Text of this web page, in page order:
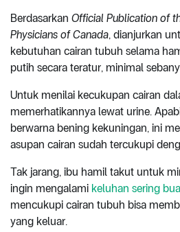
Berdasarkan Official Publication of
Physicians of Canada, dianjurkan
kebutuhan cairan tubuh selama
putih secara teratur, minimal
Untuk menilai kecukupan cairan
memerhatikannya lewat urine.
berwarna bening kekuningan, ini
asupan cairan sudah tercukupi
Tak jarang, ibu hamil takut untuk
ingin mengalami keluhan sering
mencukupi cairan tubuh bisa
yang keluar.